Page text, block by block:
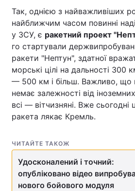
Так, однією з найважливіших
найближчим часом повинні
у ЗСУ, є ракетний проект
го стартували
ракети "Нептун", здатної
морські цілі на дальності 300
— 500 км і більш. Важливо, що
немає залежності від
всі — вітчизняні. Вже сьогодні
ракета лякає Кремль.
ЧИТАЙТЕ ТАКОЖ
Удосконалений і точний:
опубліковано відео
нового бойового модуля